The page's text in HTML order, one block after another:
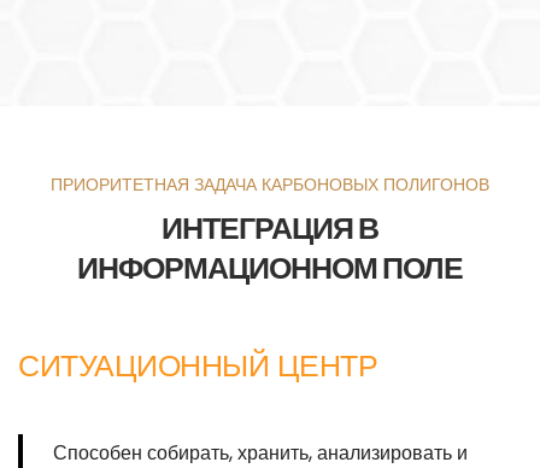
ПРИОРИТЕТНАЯ ЗАДАЧА КАРБОНОВЫХ ПОЛИГОНОВ
ИНТЕГРАЦИЯ В
ИНФОРМАЦИОННОМ ПОЛЕ
СИТУАЦИОННЫЙ ЦЕНТР
Способен собирать, хранить, анализировать и